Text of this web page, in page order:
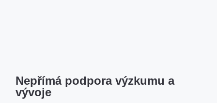
Nepřímá podpora výzkumu a
vývoje